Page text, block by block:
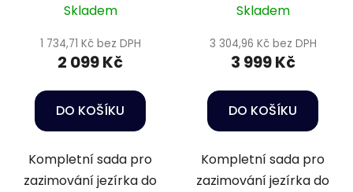
Skladem
1 734,71 Kč bez DPH
2 099 Kč
DO KOŠÍKU
Kompletní sada pro
zazimování jezírka do
Skladem
3 304,96 Kč bez DPH
3 999 Kč
DO KOŠÍKU
Kompletní sada pro
zazimování jezírka do